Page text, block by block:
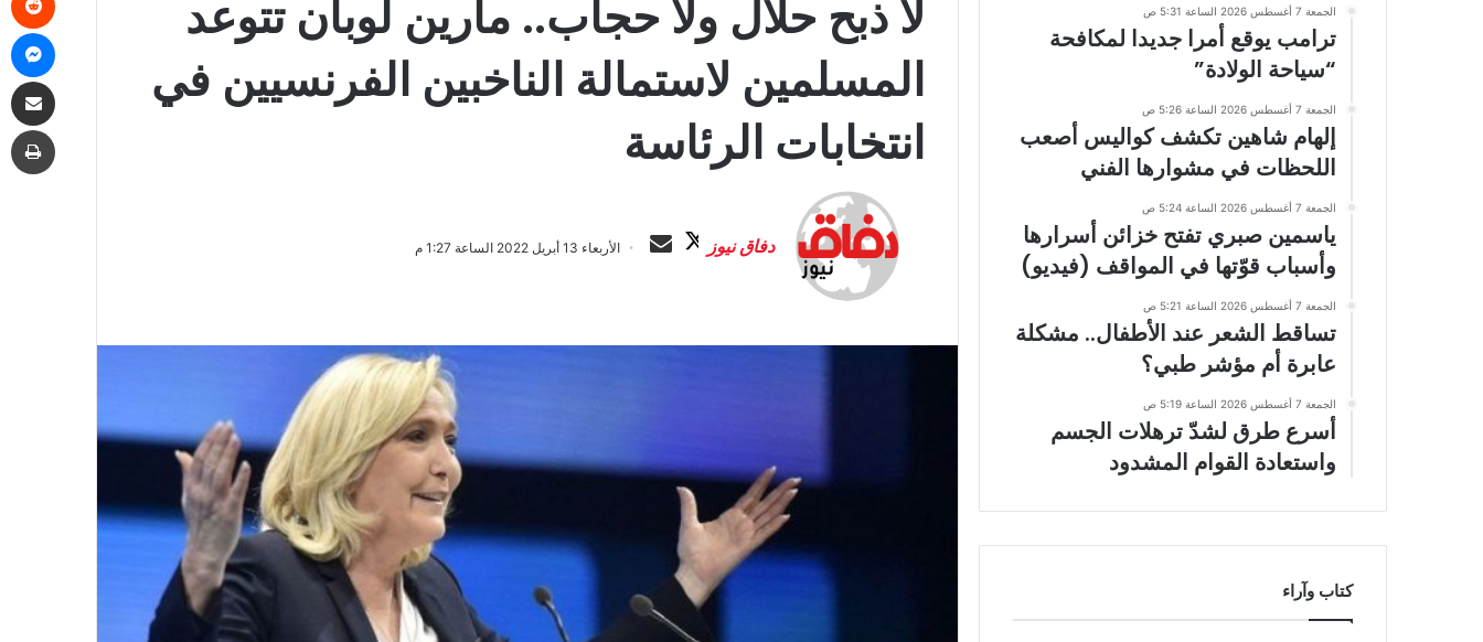
لا ذبح حلال ولا حجاب.. مارين لوبان تتوعد
المسلمين لاستمالة الناخبين الفرنسيين في
انتخابات الرئاسة
دفاق نيوز
ا
ب
ل
ر
ل
ن
الأربعاء 13 أبريل 2022 الساعة 1:27 م
الجمعة 7 أغسطس 2026 الساعة 5:31 ص
ترامب يوقع أمرا جديدا لمكافحة
“سياحة الولادة”
الجمعة 7 أغسطس 2026 الساعة 5:26 ص
إلهام شاهين تكشف كواليس أصعب
اللحظات في مشوارها الفني
الجمعة 7 أغسطس 2026 الساعة 5:24 ص
ياسمين صبري تفتح خزائن أسرارها
وأسباب قوّتها في المواقف (فيديو)
الجمعة 7 أغسطس 2026 الساعة 5:21 ص
تساقط الشعر عند الأطفال.. مشكلة
عابرة أم مؤشر طبي؟
الجمعة 7 أغسطس 2026 الساعة 5:19 ص
أسرع طرق لشدّ ترهلات الجسم
واستعادة القوام المشدود
كتاب وآراء